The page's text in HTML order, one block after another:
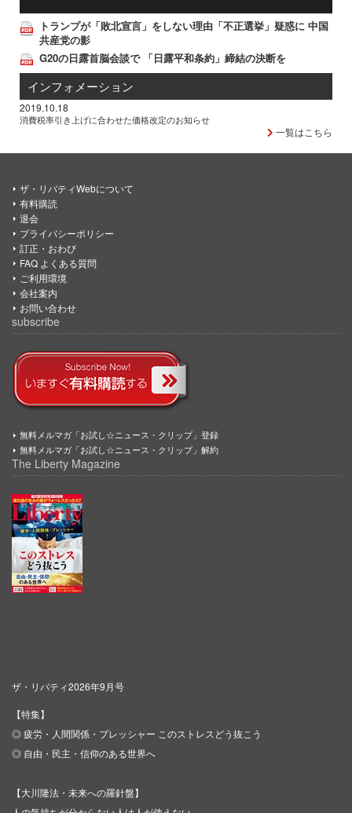
トランプが「敗北宣言」をしない理由「不正選挙」疑惑に 中国
共産党の影
G20の日露首脳会談で 「日露平和条約」締結の決断を
インフォメーション
2019.10.18
消費税率引き上げに合わせた価格改定のお知らせ
一覧はこちら
ザ・リバティWebについて
有料購読
退会
プライバシーポリシー
訂正・おわび
FAQ よくある質問
ご利用環境
会社案内
お問い合わせ
subscribe
無料メルマガ「お試し☆ニュース・クリップ」登録
無料メルマガ「お試し☆ニュース・クリップ」解約
The Liberty Magazine
ザ・リバティ2026年9月号
【特集】
◎ 疲労・人間関係・プレッシャー このストレスどう抜こう
◎ 自由・民主・信仰のある世界へ
【大川隆法・未来への羅針盤】